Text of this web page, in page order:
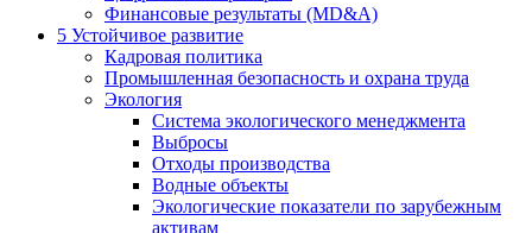
Финансовые результаты (MD&A)
5 Устойчивое развитие
Кадровая политика
Промышленная безопасность и охрана труда
Экология
Система экологического менеджмента
Выбросы
Отходы производства
Водные объекты
Экологические показатели по зарубежным
активам